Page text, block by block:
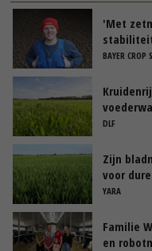
'Met
BAYER CROP
raaigras’
DLF
Zijn
voor
YARA
Familie
en